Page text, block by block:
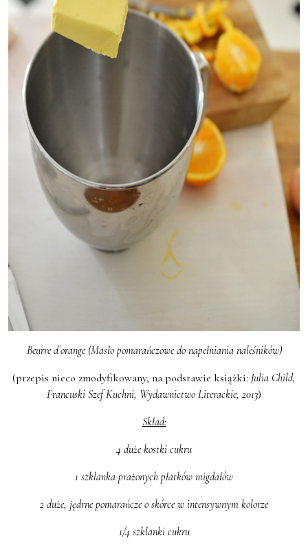
Beurre d`orange (Masło pomarańczowe do napełniania naleśników)
(przepis nieco zmodyfikowany, na podstawie książki: Julia Child,
Francuski Szef Kuchni, Wydawnictwo Literackie, 2013)
Skład:
4 duże kostki cukru
1 szklanka prażonych płatków migdałów
2 duże, jędrne pomarańcze o skórce w intensywnym kolorze
1/4 szklanki cukru